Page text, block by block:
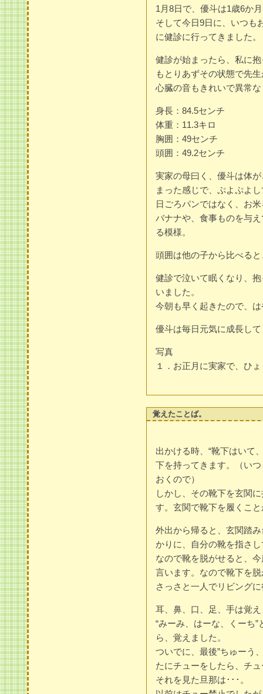
1月8日で、優斗は1歳6か
そして今日9日に、いつも
に健診に行ってきました。
健診が始まったら、私に
もとりあずその状態で先
心臓の音もきれいで異常
身長：84.5センチ
体重：11.3キロ
胸囲：49センチ
頭囲：49.2センチ
実家の母曰く、優斗は体
まった感じで、ぷよぷよ
日ごろパンではなく、お
バナナや、食事ものを与
る模様。
頭囲は他の子から比べる
健診で泣いて眠くなり、
いました。
今朝も早く起きたので、
優斗は毎日元気に成長し
写真
１．お正月に実家で、ひ
覚えたことば。
出かける時、“靴下はいて
下を持ってきます。（い
おくので）
しかし、その靴下を玄関
す。玄関で靴下を履くこ
外出から帰ると、玄関踏
かりに、自分の靴を指さ
なので靴を脱がせると、
言います。なので靴下を
さっさと一人でリビング
耳、鼻、口、足、手は覚
“みーみ、はーな、くーち
ら、覚えました。
ついでに、最後”ちゅーう
たにチューをしたら、チ
それを見た旦那は･･･。